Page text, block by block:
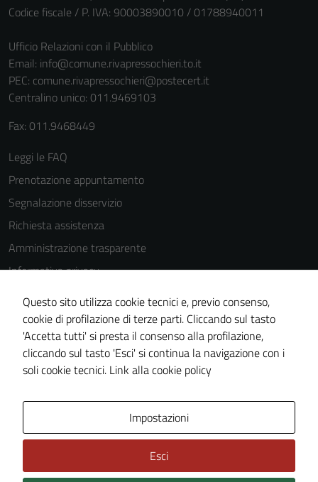
Codice fiscale / P. IVA: 90003890010 / 01788940011
Ufficio Relazioni con il Pubblico
Email: info@comune.rivapressochieri.to.it
PEC: comune.rivapressochieri@postecert.it
Centralino unico: 011.9469103
Fax: 011.9468449
Leggi le FAQ
Prenotazione appuntamento
Segnalazione disservizio
Richiesta assistenza
Amministrazione trasparente
Informativa privacy
Cookie Policy
Note legali
Dichiarazione di accessibilità
Piano di miglioramento del sito
Questo sito utilizza cookie tecnici e, previo consenso,
cookie di profilazione di terze parti. Cliccando sul tasto
'Accetta tutti' si presta il consenso alla profilazione,
cliccando sul tasto 'Esci' si continua la navigazione con i
soli cookie tecnici. Link alla cookie policy
Impostazioni
Esci
essere
disabilitati.
informazioni
personali.